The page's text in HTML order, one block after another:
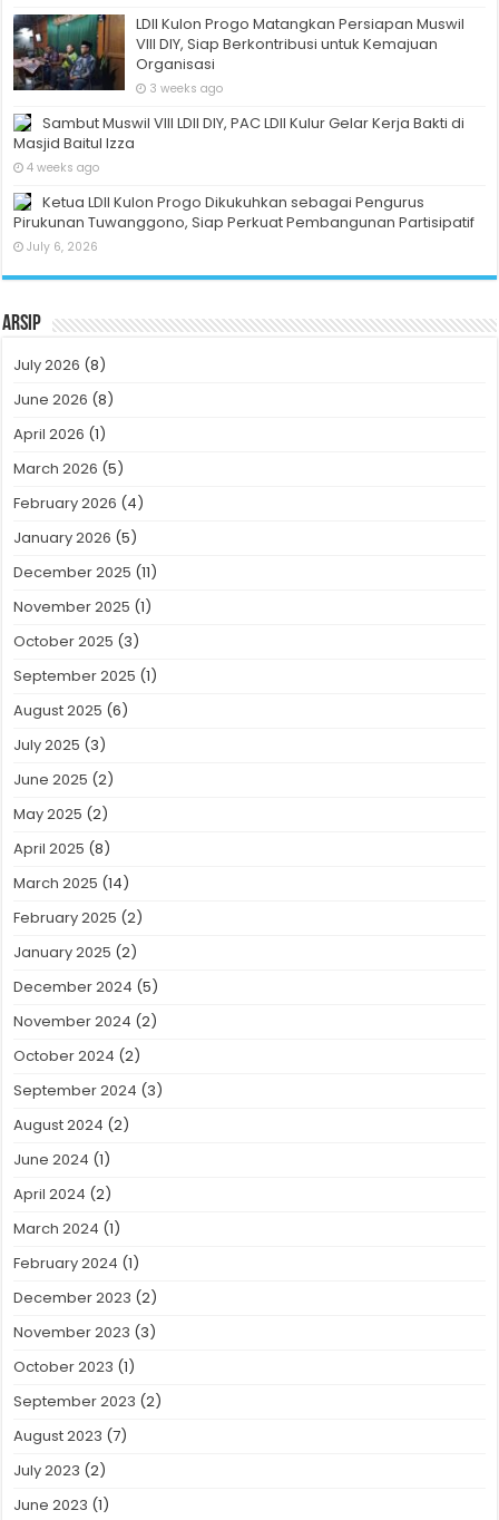
LDII Kulon Progo Matangkan Persiapan Muswil
VIII DIY, Siap Berkontribusi untuk Kemajuan
Organisasi
3 weeks ago
Sambut Muswil VIII LDII DIY, PAC LDII Kulur Gelar Kerja Bakti di
Masjid Baitul Izza
4 weeks ago
Ketua LDII Kulon Progo Dikukuhkan sebagai Pengurus
Pirukunan Tuwanggono, Siap Perkuat Pembangunan Partisipatif
July 6, 2026
Arsip
July 2026 (8)
June 2026 (8)
April 2026 (1)
March 2026 (5)
February 2026 (4)
January 2026 (5)
December 2025 (11)
November 2025 (1)
October 2025 (3)
September 2025 (1)
August 2025 (6)
July 2025 (3)
June 2025 (2)
May 2025 (2)
April 2025 (8)
March 2025 (14)
February 2025 (2)
January 2025 (2)
December 2024 (5)
November 2024 (2)
October 2024 (2)
September 2024 (3)
August 2024 (2)
June 2024 (1)
April 2024 (2)
March 2024 (1)
February 2024 (1)
December 2023 (2)
November 2023 (3)
October 2023 (1)
September 2023 (2)
August 2023 (7)
July 2023 (2)
June 2023 (1)